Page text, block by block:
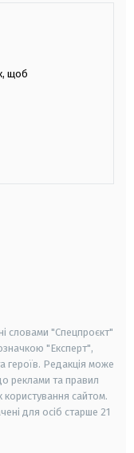
щоб
словами "Спецпроєкт"
"Експерт",
героїв. Редакція може
реклами та правил
сайтом.
для осіб старше 21